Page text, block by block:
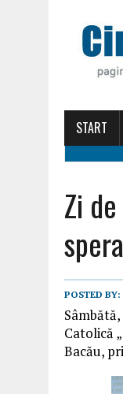
START
Zi
POSTED BY:
Catolică
Bacău,